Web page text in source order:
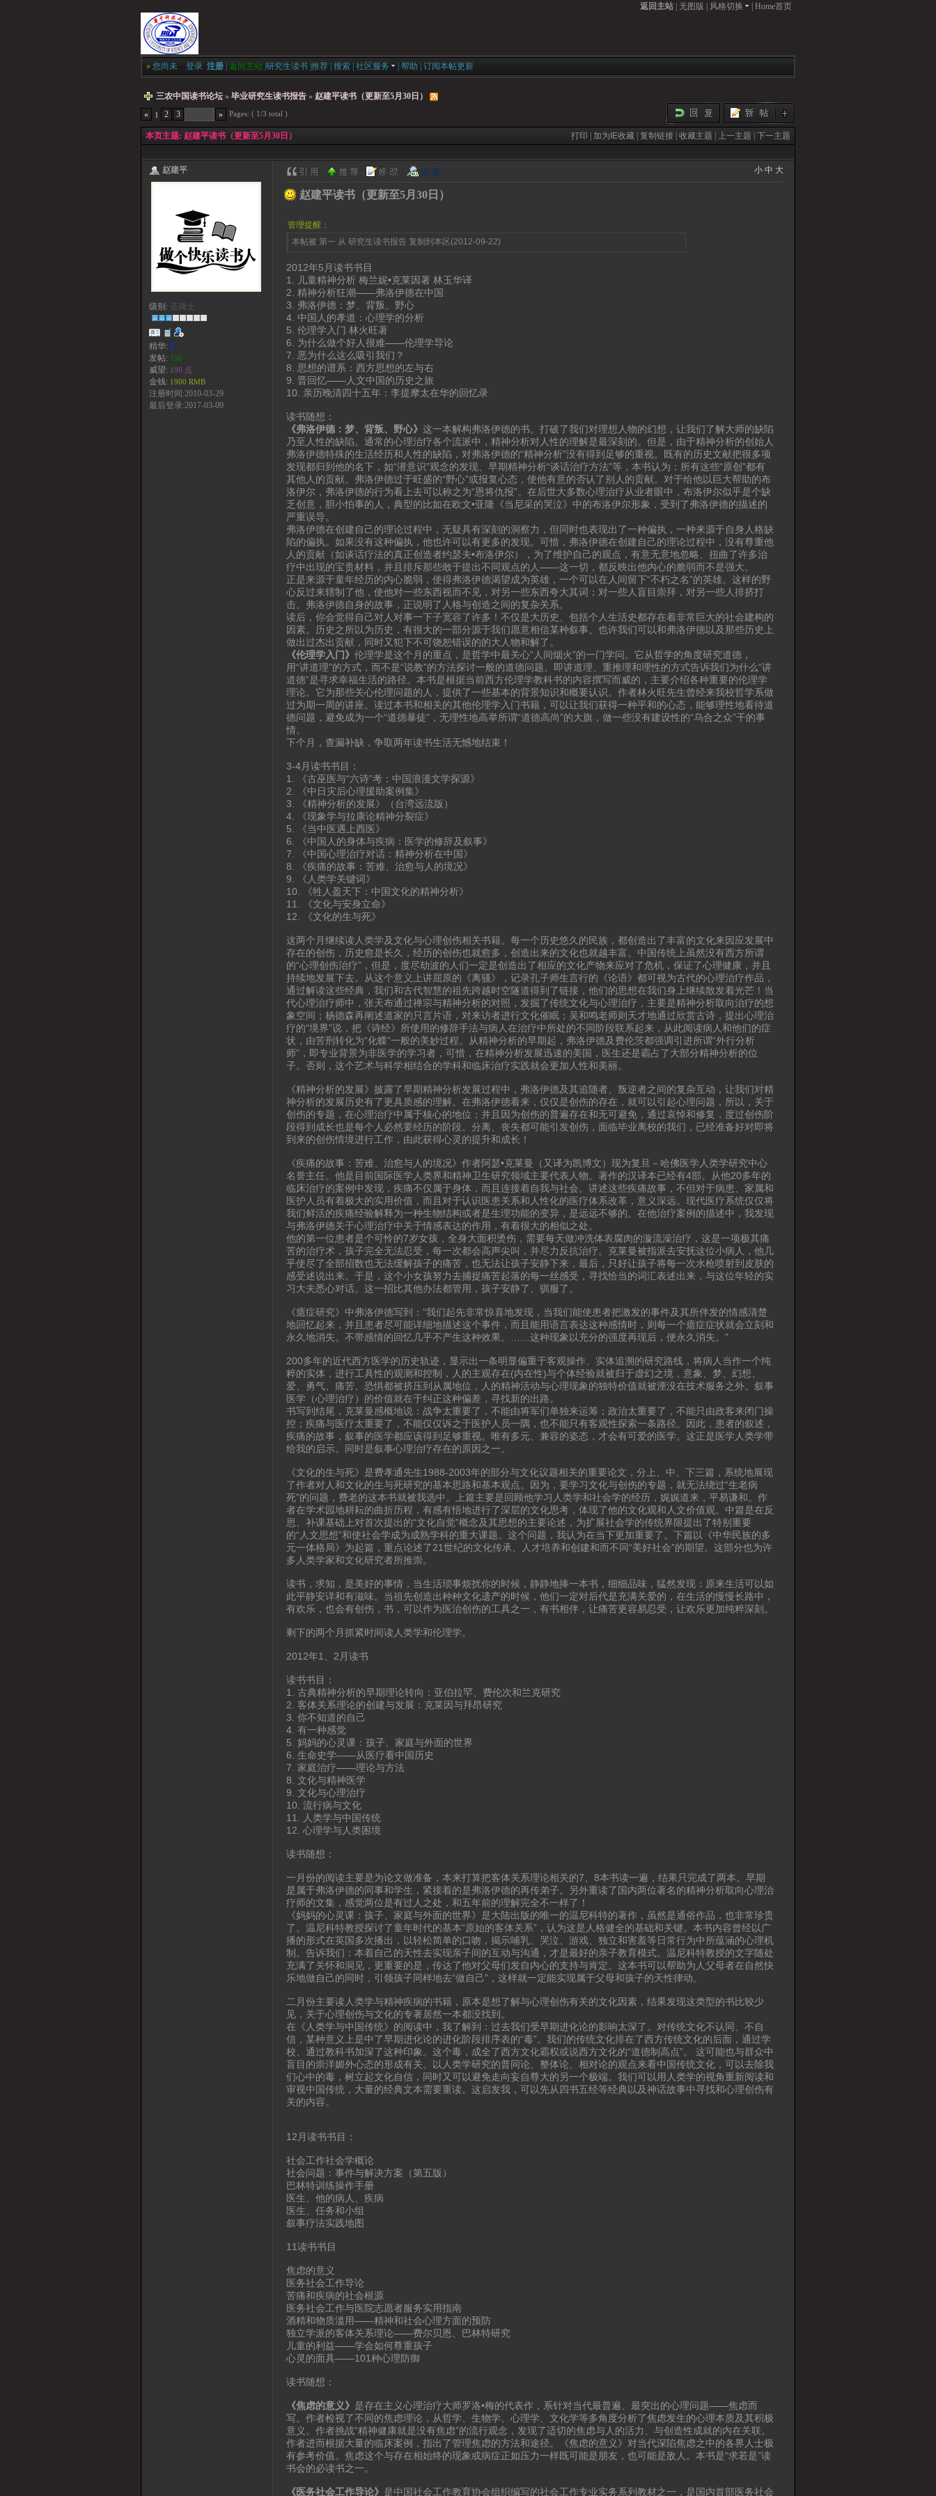
返回主站 无图版 风格切换 Home首页
» 您尚未 登录 注册 返回主站 研究生读书 推荐 搜索 社区服务 帮助 订阅本帖更新
三农中国读书论坛 » 毕业研究生读书报告 » 赵建平读书（更新至5月30日）
«
1 2 3 » Pages: ( 1/3 total )
本页主题: 赵建平读书（更新至5月30日） 打印 | 加为IE收藏 |复制链接 |收藏主题 | 上一主题 |下一主题
赵建平
级别: 圣骑士
精华: 0
发帖: 190
威望: 190 点
金钱: 1900 RMB
注册时间:2010-03-29
最后登录:2017-03-09
小 中 大
赵建平读书（更新至5月30日）
管理提醒：
本帖被 第一 从 研究生读书报告 复制到本区(2012-09-22)
2012年5月读书书目
1. 儿童精神分析 梅兰妮•克莱因著 林玉华译
2. 精神分析狂潮——弗洛伊德在中国
3. 弗洛伊德：梦、背叛、野心
4. 中国人的孝道：心理学的分析
5. 伦理学入门 林火旺著
6. 为什么做个好人很难——伦理学导论
7. 恶为什么这么吸引我们？
8. 思想的谱系：西方思想的左与右
9. 晋回忆——人文中国的历史之旅
10. 亲历晚清四十五年：李提摩太在华的回忆录
读书随想：
《弗洛伊德：梦、背叛、野心》 这一本解构弗洛伊德的书。打破了我们对理想人物的幻想，让我们了解大师的缺陷
乃至人性的缺陷。通常的心理治疗各个流派中，精神分析对人性的理解是最深刻的。但是，由于精神分析的创始人
弗洛伊德特殊的生活经历和人性的缺陷，对弗洛伊德的“精神分析”没有得到足够的重视。既有的历史文献把很多项
发现都归到他的名下，如“潜意识”观念的发现、早期精神分析“谈话治疗方法”等，本书认为：所有这些“原创”都有
其他人的贡献。弗洛伊德过于旺盛的“野心”或报复心态，使他有意的否认了别人的贡献。对于给他以巨大帮助的布
洛伊尔，弗洛伊德的行为看上去可以称之为“恩将仇报”。在后世大多数心理治疗从业者眼中，布洛伊尔似乎是个缺
乏创意，胆小怕事的人，典型的比如在欧文•亚隆《当尼采的哭泣》中的布洛伊尔形象，受到了弗洛伊德的描述的
严重误导。
弗洛伊德在创建自己的理论过程中，无疑具有深刻的洞察力，但同时也表现出了一种偏执，一种来源于自身人格缺
陷的偏执。如果没有这种偏执，他也许可以有更多的发现。可惜，弗洛伊德在创建自己的理论过程中，没有尊重他
人的贡献（如谈话疗法的真正创造者约瑟夫•布洛伊尔），为了维护自己的观点，有意无意地忽略、扭曲了许多治
疗中出现的宝贵材料，并且排斥那些敢于提出不同观点的人——这一切，都反映出他内心的脆弱而不是强大。
正是来源于童年经历的内心脆弱，使得弗洛伊德渴望成为英雄，一个可以在人间留下“不朽之名”的英雄。这样的野
心反过来辖制了他，使他对一些东西视而不见，对另一些东西夸大其词；对一些人盲目崇拜，对另一些人排挤打
击。弗洛伊德自身的故事，正说明了人格与创造之间的复杂关系。
读后，你会觉得自己对人对事一下子宽容了许多！不仅是大历史、包括个人生活史都存在着非常巨大的社会建构的
因素。历史之所以为历史，有很大的一部分源于我们愿意相信某种叙事。也许我们可以和弗洛伊德以及那些历史上
做出过杰出贡献，同时又犯下不可饶恕错误的的大人物和解了。
《伦理学入门》 伦理学是这个月的重点，是哲学中最关心“人间烟火”的一门学问。它从哲学的角度研究道德，
用“讲道理”的方式，而不是“说教”的方法探讨一般的道德问题。即讲道理、重推理和理性的方式告诉我们为什么“讲
道德”是寻求幸福生活的路径。本书是根据当前西方伦理学教科书的内容撰写而威的，主要介绍各种重要的伦理学
理论。它为那些关心伦理问题的人，提供了一些基本的背景知识和概要认识。作者林火旺先生曾经来我校哲学系做
过为期一周的讲座。读过本书和相关的其他伦理学入门书籍，可以让我们获得一种平和的心态，能够理性地看待道
德问题，避免成为一个“道德暴徒”，无理性地高举所谓“道德高尚”的大旗，做一些没有建设性的“乌合之众”干的事
情。
下个月，查漏补缺，争取两年读书生活无憾地结束！
3-4月读书书目：
1. 《古巫医与“六诗”考：中国浪漫文学探源》
2. 《中日灾后心理援助案例集》
3. 《精神分析的发展》（台湾远流版）
4. 《现象学与拉康论精神分裂症》
5. 《当中医遇上西医》
6. 《中国人的身体与疾病：医学的修辞及叙事》
7. 《中国心理治疗对话：精神分析在中国》
8. 《疾痛的故事：苦难、治愈与人的境况》
9. 《人类学关键词》
10. 《牲人盈天下：中国文化的精神分析》
11. 《文化与安身立命》
12. 《文化的生与死》
这两个月继续读人类学及文化与心理创伤相关书籍。每一个历史悠久的民族，都创造出了丰富的文化来因应发展中
存在的创伤，历史愈是长久，经历的创伤也就愈多，创造出来的文化也就越丰富。中国传统上虽然没有西方所谓
的“心理创伤治疗”，但是，度尽劫波的人们一定是创造出了相应的文化产物来应对了危机，保证了心理健康，并且
持续地发展下去。从这个意义上讲屈原的《离骚》，记录孔子师生言行的《论语》都可视为古代的心理治疗作品，
通过解读这些经典，我们和古代智慧的祖先跨越时空隧道得到了链接，他们的思想在我们身上继续散发着光芒！当
代心理治疗师中，张天布通过禅宗与精神分析的对照，发掘了传统文化与心理治疗，主要是精神分析取向治疗的想
象空间；杨德森再阐述道家的只言片语，对来访者进行文化催眠；吴和鸣老师则天才地通过欣赏古诗，提出心理治
疗的“境界”说，把《诗经》所使用的修辞手法与病人在治疗中所处的不同阶段联系起来，从此阅读病人和他们的症
状，由苦刑转化为“化蝶”一般的美妙过程。从精神分析的早期起，弗洛伊德及费伦茨都强调引进所谓“外行分析
师”，即专业背景为非医学的学习者，可惜，在精神分析发展迅速的美国，医生还是霸占了大部分精神分析的位
子。否则，这个艺术与科学相结合的学科和临床治疗实践就会更加人性和美丽。
《精神分析的发展》披露了早期精神分析发展过程中，弗洛伊德及其追随者、叛逆者之间的复杂互动，让我们对精
神分析的发展历史有了更具质感的理解。在弗洛伊德看来，仅仅是创伤的存在，就可以引起心理问题，所以，关于
创伤的专题，在心理治疗中属于核心的地位；并且因为创伤的普遍存在和无可避免，通过哀悼和修复，度过创伤阶
段得到成长也是每个人必然要经历的阶段。分离、丧失都可能引发创伤，面临毕业离校的我们，已经准备好对即将
到来的创伤情境进行工作，由此获得心灵的提升和成长！
《疾痛的故事：苦难、治愈与人的境况》作者阿瑟•克莱曼（又译为凯博文）现为复旦－哈佛医学人类学研究中心
名誉主任。他是目前国际医学人类界和精神卫生研究领域主要代表人物。著作的汉译本已经有4部。从他20多年的
临床治疗的案例中发现，疾痛不仅属于身体，而且连接着自我与社会。讲述这些疾痛故事，不但对于病患、家属和
医护人员有着极大的实用价值，而且对于认识医患关系和人性化的医疗体系改革，意义深远。现代医疗系统仅仅将
我们鲜活的疾痛经验解释为一种生物结构或者是生理功能的变异，是远远不够的。在他治疗案例的描述中，我发现
与弗洛伊德关于心理治疗中关于情感表达的作用，有着很大的相似之处。
他的第一位患者是个可怜的7岁女孩，全身大面积烫伤，需要每天做冲洗体表腐肉的漩流澡治疗，这是一项极其痛
苦的治疗术，孩子完全无法忍受，每一次都会高声尖叫，并尽力反抗治疗。克莱曼被指派去安抚这位小病人，他几
乎使尽了全部招数也无法缓解孩子的痛苦，也无法让孩子安静下来，最后，只好让孩子将每一次水枪喷射到皮肤的
感受述说出来。于是，这个小女孩努力去捕捉痛苦起落的每一丝感受，寻找恰当的词汇表述出来，与这位年轻的实
习大夫悉心对话。这一招比其他办法都管用，孩子安静了、驯服了。
《癔症研究》中弗洛伊德写到：“我们起先非常惊喜地发现，当我们能使患者把激发的事件及其所伴发的情感清楚
地回忆起来，并且患者尽可能详细地描述这个事件，而且能用语言表达这种感情时，则每一个癔症症状就会立刻和
永久地消失。不带感情的回忆几乎不产生这种效果。……这种现象以充分的强度再现后，便永久消失。”
200多年的近代西方医学的历史轨迹，显示出一条明显偏重于客观操作、实体追溯的研究路线，将病人当作一个纯
粹的实体，进行工具性的观测和控制，人的主观存在(内在性)与个体经验就被归于虚幻之境，意象、梦、幻想、
爱、勇气、痛苦、恐惧都被挤压到从属地位，人的精神活动与心理现象的独特价值就被湮没在技术服务之外。叙事
医学（心理治疗）的价值就在于纠正这种偏差，寻找新的出路。
书写到结尾，克莱曼感概地说：战争太重要了，不能由将军们单独来运筹；政治太重要了，不能只由政客来闭门操
控；疾痛与医疗太重要了，不能仅仅诉之于医护人员一隅，也不能只有客观性探索一条路径。因此，患者的叙述，
疾痛的故事，叙事的医学都应该得到足够重视。唯有多元、兼容的姿态，才会有可爱的医学。这正是医学人类学带
给我的启示。同时是叙事心理治疗存在的原因之一。
《文化的生与死》是费孝通先生1988-2003年的部分与文化议题相关的重要论文，分上、中、下三篇，系统地展现
了作者对人和文化的生与死研究的基本思路和基本观点。因为，要学习文化与创伤的专题，就无法绕过“生老病
死”的问题，费老的这本书就被我选中。上篇主要是回顾他学习人类学和社会学的经历，娓娓道来，平易谦和。作
者在学术园地耕耘的曲折历程，有感有悟地进行了深层的文化思考，体现了他的文化观和人文价值观。中篇是在反
思、补课基础上对首次提出的“文化自觉”概念及其思想的主要论述，为扩展社会学的传统界限提出了特别重要
的“人文思想”和使社会学成为成熟学科的重大课题。这个问题，我认为在当下更加重要了。下篇以《中华民族的多
元一体格局》为起篇，重点论述了21世纪的文化传承、人才培养和创建和而不同“美好社会”的期望。这部分也为许
多人类学家和文化研究者所推崇。
读书，求知，是美好的事情，当生活琐事烦扰你的时候，静静地捧一本书，细细品味，猛然发现：原来生活可以如
此平静安详和有滋味。当祖先创造出种种文化遗产的时候，他们一定对后代是充满关爱的，在生活的慢慢长路中，
有欢乐，也会有创伤，书，可以作为医治创伤的工具之一，有书相伴，让痛苦更容易忍受，让欢乐更加纯粹深刻。
剩下的两个月抓紧时间读人类学和伦理学。
2012年1、2月读书
读书书目：
1. 古典精神分析的早期理论转向：亚伯拉罕、费伦次和兰克研究
2. 客体关系理论的创建与发展：克莱因与拜昂研究
3. 你不知道的自己
4. 有一种感觉
5. 妈妈的心灵课：孩子、家庭与外面的世界
6. 生命史学——从医疗看中国历史
7. 家庭治疗——理论与方法
8. 文化与精神医学
9. 文化与心理治疗
10. 流行病与文化
11. 人类学与中国传统
12. 心理学与人类困境
读书随想：
一月份的阅读主要是为论文做准备，本来打算把客体关系理论相关的7、8本书读一遍，结果只完成了两本。早期
是属于弗洛伊德的同事和学生，紧接着的是弗洛伊德的再传弟子。另外重读了国内两位著名的精神分析取向心理治
疗师的文集，感觉两位是有过人之处，和五年前的理解完全不一样了！
《妈妈的心灵课：孩子、家庭与外面的世界》是大陆出版的唯一的温尼科特的著作，虽然是通俗作品，也非常珍贵
了。温尼科特教授探讨了童年时代的基本“原始的客体关系”，认为这是人格健全的基础和关键。本书内容曾经以广
播的形式在英国多次播出，以轻松简单的口吻，揭示哺乳、哭泣、游戏、独立和害羞等日常行为中所蕴涵的心理机
制。告诉我们：本着自己的天性去实现亲子间的互动与沟通，才是最好的亲子教育模式。温尼科特教授的文字随处
充满了关怀和洞见，更重要的是，传达了他对父母们发自内心的支持与肯定。这本书可以帮助为人父母者在自然快
乐地做自己的同时，引领孩子同样地去“做自己”，这样就一定能实现属于父母和孩子的天性律动。
二月份主要读人类学与精神疾病的书籍，原本是想了解与心理创伤有关的文化因素，结果发现这类型的书比较少
见，关于心理创伤与文化的专著居然一本都没找到。
在《人类学与中国传统》的阅读中，我了解到：过去我们受早期进化论的影响太深了。对传统文化不认同、不自
信，某种意义上是中了早期进化论的进化阶段排序表的“毒”。我们的传统文化排在了西方传统文化的后面，通过学
校、通过教科书加深了这种印象。这个毒，成全了西方文化霸权或说西方文化的“道德制高点”。 这可能也与群众中
盲目的崇洋媚外心态的形成有关。以人类学研究的普同论、整体论、相对论的观点来看中国传统文化，可以去除我
们心中的毒，树立起文化自信，同时又可以避免走向妄自尊大的另一个极端。我们可以用人类学的视角重新阅读和
审视中国传统，大量的经典文本需要重读。这启发我，可以先从四书五经等经典以及神话故事中寻找和心理创伤有
关的内容。
12月读书书目：
社会工作社会学概论
社会问题：事件与解决方案（第五版）
巴林特训练操作手册
医生、他的病人、疾病
医生、任务和小组
叙事疗法实践地图
11读书书目
焦虑的意义
医务社会工作导论
苦痛和疾病的社会根源
医务社会工作与医院志愿者服务实用指南
酒精和物质滥用——精神和社会心理方面的预防
独立学派的客体关系理论——费尔贝恩、巴林特研究
儿童的利益——学会如何尊重孩子
心灵的面具——101种心理防御
读书随想：
《焦虑的意义》 是存在主义心理治疗大师罗洛•梅的代表作，系针对当代最普遍、最突出的心理问题——焦虑而
写。作者检视了不同的焦虑理论，从哲学、生物学、心理学、文化学等多角度分析了焦虑发生的心理本质及其积极
意义。作者挑战“精神健康就是没有焦虑”的流行观念，发现了适切的焦虑与人的活力、与创造性成就的内在关联。
作者进而根据大量的临床案例，指出了管理焦虑的方法和途径。《焦虑的意义》对当代深陷焦虑之中的各界人士极
有参考价值。焦虑这个与存在相始终的现象或病症正如压力一样既可能是朋友，也可能是敌人。本书是“求若是”读
书会的必读书之一。
《医务社会工作导论》 是中国社会工作教育协会组织编写的社会工作专业实务系列教材之一，是国内首部医务社会